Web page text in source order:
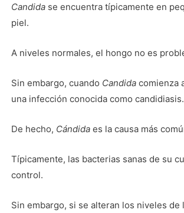
Candida se encuentra típicamente en
piel.
A niveles normales, el hongo no es
Sin embargo, cuando Candida comienza
una infección conocida como candidiasis.
De hecho, Cándida es la causa más
Típicamente, las bacterias sanas de su
control.
Sin embargo, si se alteran los niveles